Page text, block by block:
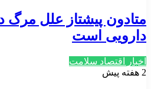
متادون پیشتاز علل
دارویی است
اخبار اقتصاد سلامت
2 هفته پیش